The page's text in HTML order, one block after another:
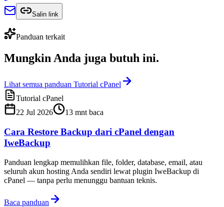
Salin link
Panduan terkait
Mungkin Anda juga butuh ini.
Lihat semua panduan Tutorial cPanel
Tutorial cPanel
22 Jul 2026
13 mnt baca
Cara Restore Backup dari cPanel dengan
IweBackup
Panduan lengkap memulihkan file, folder, database, email, atau
seluruh akun hosting Anda sendiri lewat plugin IweBackup di
cPanel — tanpa perlu menunggu bantuan teknis.
Baca panduan